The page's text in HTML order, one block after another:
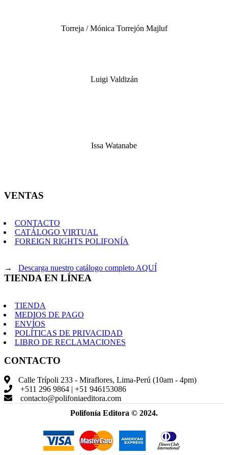
Torreja / Mónica Torrejón Majluf
Luigi Valdizán
Issa Watanabe
VENTAS
CONTACTO
CATÁLOGO VIRTUAL
FOREIGN RIGHTS POLIFONÍA
→ Descarga nuestro catálogo completo AQUÍ
TIENDA EN LÍNEA
TIENDA
MEDIOS DE PAGO
ENVÍOS
POLÍTICAS DE PRIVACIDAD
LIBRO DE RECLAMACIONES
CONTACTO
Calle Trípoli 233 - Miraflores, Lima-Perú (10am - 4pm)
+511 296 9864 | +51 946153086
contacto@polifoniaeditora.com
Polifonía Editora © 2024.